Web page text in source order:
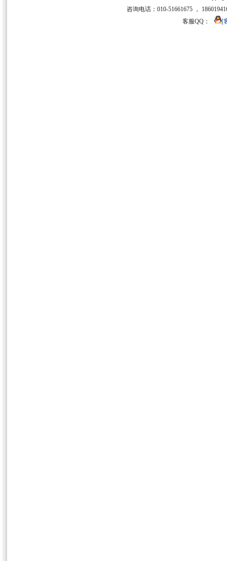
咨询电话：010-51661675 ，
客服QQ：
[